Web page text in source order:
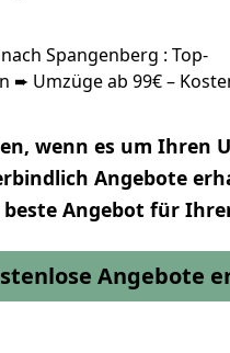
Spangenberg : Top-
➨ Umzüge ab 99€ –
wenn es um Ihren
Angebote
beste Angebot für
Angebote